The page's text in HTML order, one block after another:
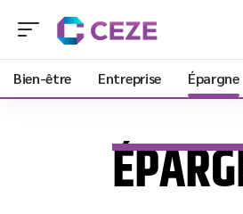
Bien-être Entreprise Épargne